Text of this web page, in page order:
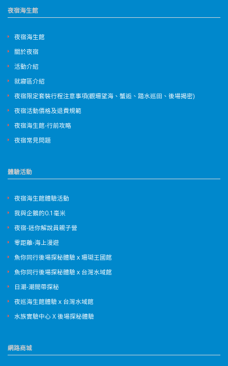
夜宿海生館
夜宿海生館
關於夜宿
活動介紹
就寢區介紹
夜宿限定套裝行程注意事項(觀珊望海、蟹逅、踏水巡田、後場揭密)
夜宿活動價格及退費規範
夜宿海生館-行前攻略
夜宿常見問題
體驗活動
夜宿海生館體驗活動
我與企鵝的0.1毫米
夜宿-迷你解說員親子營
零距離-海上漫遊
魚你同行後場探秘體驗ｘ珊瑚王國館
魚你同行後場探秘體驗ｘ台灣水域館
日潮-潮間帶探秘
夜巡海生館體驗ｘ台灣水域館
水族實驗中心 X 後場探秘體驗
網路商城